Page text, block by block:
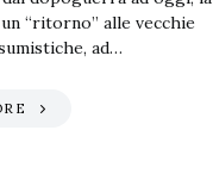
“ritorno” alle vecchie
ad…